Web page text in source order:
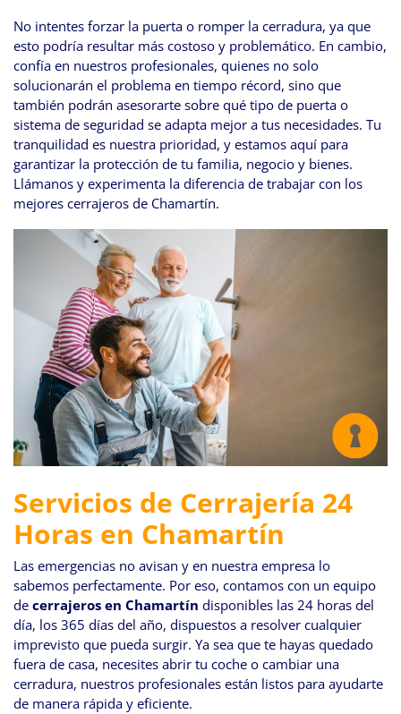
No intentes forzar la puerta o romper la cerradura, ya que
esto podría resultar más costoso y problemático. En cambio,
confía en nuestros profesionales, quienes no solo
solucionarán el problema en tiempo récord, sino que
también podrán asesorarte sobre qué tipo de puerta o
sistema de seguridad se adapta mejor a tus necesidades. Tu
tranquilidad es nuestra prioridad, y estamos aquí para
garantizar la protección de tu familia, negocio y bienes.
Llámanos y experimenta la diferencia de trabajar con los
mejores cerrajeros de Chamartín.
Servicios de Cerrajería 24
Horas en Chamartín
Las emergencias no avisan y en nuestra empresa lo
sabemos perfectamente. Por eso, contamos con un equipo
de cerrajeros en Chamartín disponibles las 24 horas del
día, los 365 días del año, dispuestos a resolver cualquier
imprevisto que pueda surgir. Ya sea que te hayas quedado
fuera de casa, necesites abrir tu coche o cambiar una
cerradura, nuestros profesionales están listos para ayudarte
de manera rápida y eficiente.